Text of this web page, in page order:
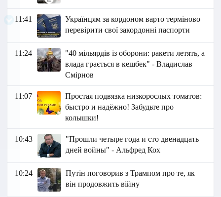
11:41
Українцям за кордоном варто терміново
перевірити свої закордонні паспорти
11:24
"40 мільярдів із оборони: ракети летять, а
влада грається в кешбек" - Владислав
Смірнов
11:07
Простая подвязка низкорослых томатов:
быстро и надёжно! Забудьте про
колышки!
10:43
"Прошли четыре года и сто двенадцать
дней войны" - Альфред Кох
10:24
Путін поговорив з Трампом про те, як
він продовжить війну